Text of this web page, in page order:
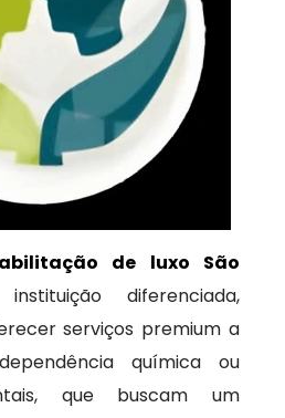
de luxo São
diferenciada,
serviços premium a
química ou
que buscam um